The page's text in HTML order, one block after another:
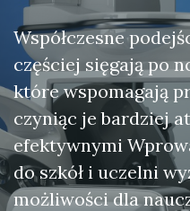
Współczesne
częściej sięgają po
które wspomagają
czyniąc je bardziej
efektywnymi
do szkół i uczelni
możliwości dla